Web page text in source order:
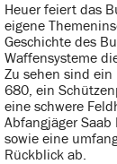
Heuer feiert das
eigene
Geschichte des
Waffensysteme
Zu sehen sind ein
680, ein
eine schwere
Abfangjäger
sowie eine
Rückblick ab.